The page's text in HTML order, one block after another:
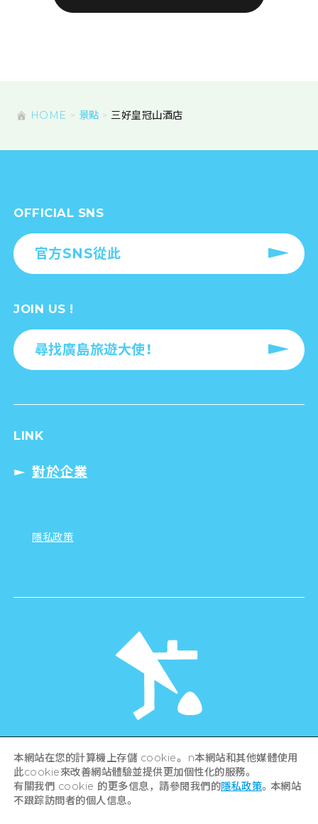
HOME 景點 三好皇冠山酒店
OFFICIAL SNS
官方SNS從此
JOIN US !
尋找廣島旅遊大使！
LINK
對於企業
隱私政策
Hiroshima Prefecture / Hiroshima City .
All rights reserved
本網站在您的計算機上存儲 cookie。 n本網站和其他媒體使用
此cookie來改善網站體驗並提供更加個性化的服務。
有關我們 cookie 的更多信息，請參閱我們的隱私政策。本網站
不跟踪訪問者的個人信息。